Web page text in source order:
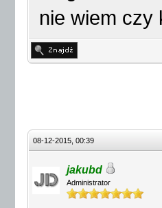
nie wiem czy
08-12-2015, 00:39
jakubd
Administrator